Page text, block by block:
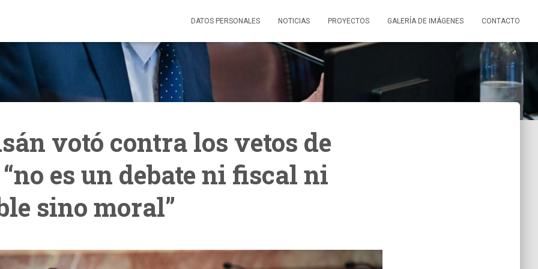
DATOS PERSONALES NOTICIAS PROYECTOS GALERÍA DE IMÁGENES CONTACTO
votó contra los vetos de
es un debate ni fiscal ni
sino moral”